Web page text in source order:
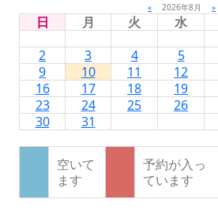
« 2026年8月 »
日 月 火 水
2
3 4 5
9
10 11 12
16
17 18 19
23
24 25 26
30
31
空いて
ます
予約が入っ
ています